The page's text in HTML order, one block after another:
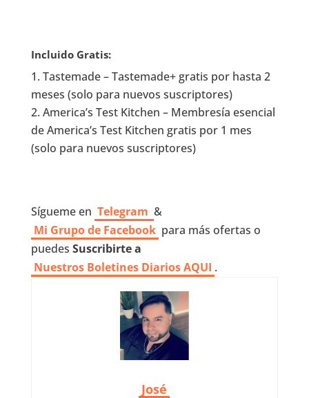
Incluido Gratis:
Tastemade – Tastemade+ gratis por hasta 2
meses (solo para nuevos suscriptores)
America’s Test Kitchen – Membresía esencial
de America’s Test Kitchen gratis por 1 mes
(solo para nuevos suscriptores)
Sígueme en Telegram &
Mi Grupo de Facebook para más ofertas o
puedes Suscribirte a
Nuestros Boletines Diarios AQUI .
José